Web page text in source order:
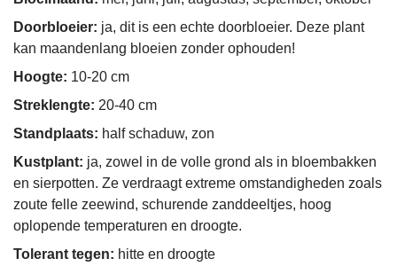
Doorbloeier: ja, dit is een echte doorbloeier. Deze plant
kan maandenlang bloeien zonder ophouden!
Hoogte: 10-20 cm
Streklengte: 20-40 cm
Standplaats: half schaduw, zon
Kustplant: ja, zowel in de volle grond als in bloembakken
en sierpotten. Ze verdraagt extreme omstandigheden zoals
zoute felle zeewind, schurende zanddeeltjes, hoog
oplopende temperaturen en droogte.
Tolerant tegen: hitte en droogte